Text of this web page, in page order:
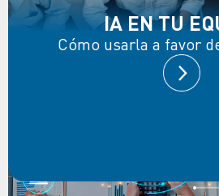
IA EN TU
Cómo usarla a favor